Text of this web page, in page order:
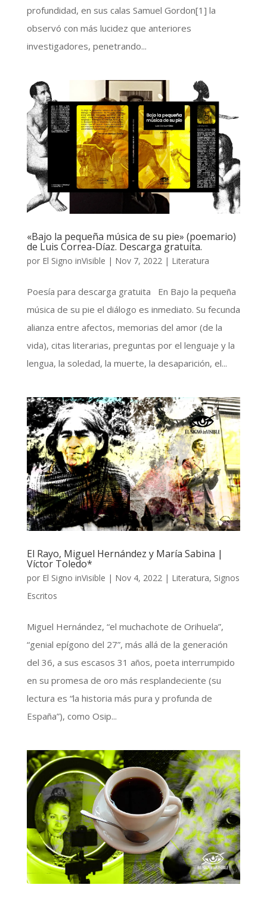
profundidad, en sus calas Samuel Gordon[1] la
observó con más lucidez que anteriores
investigadores, penetrando...
«Bajo la pequeña música de su pie» (poemario)
de Luis Correa-Díaz. Descarga gratuita.
por El Signo inVisible | Nov 7, 2022| Literatura
Poesía para descarga gratuita En Bajo la pequeña
música de su pie el diálogo es inmediato. Su fecunda
alianza entre afectos, memorias del amor (de la
vida), citas literarias, preguntas por el lenguaje y la
lengua, la soledad, la muerte, la desaparición, el...
El Rayo, Miguel Hernández y María Sabina |
Víctor Toledo*
por El Signo inVisible | Nov 4, 2022| Literatura, Signos
Escritos
Miguel Hernández, “el muchachote de Orihuela”,
“genial epígono del 27”, más allá de la generación
del 36, a sus escasos 31 años, poeta interrumpido
en su promesa de oro más resplandeciente (su
lectura es “la historia más pura y profunda de
España”), como Osip...